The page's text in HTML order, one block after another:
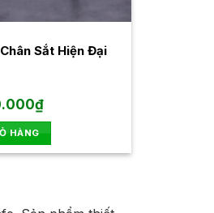
Sắt Hiện Đại
₫Giá
hiện
tại
là:
850.000₫.
HÀNG